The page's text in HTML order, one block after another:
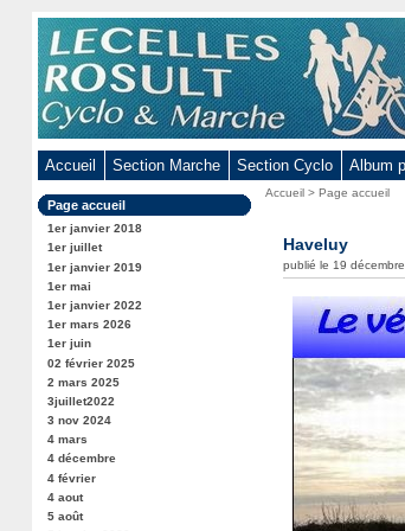
Accueil Section Marche Section Cyclo Album
Dans
la
rubrique
:
Page accueil
1er janvier 2018
1er juillet
1er janvier 2019
1er mai
1er janvier 2022
1er mars 2026
1er juin
02 février 2025
2 mars 2025
3juillet2022
3 nov 2024
4 mars
4 décembre
4 février
4 aout
5 août
Vous
Accueil >Page accueil
Haveluy
publié le 19